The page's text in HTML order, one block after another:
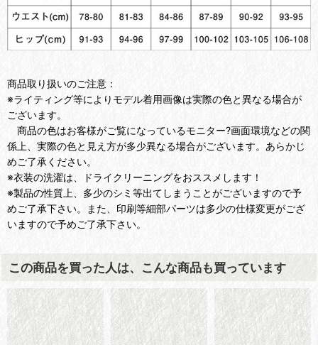
商品取り扱いのご注意：
※ライティング等によりモデル着用画像は実際の色と異なる場合が
ございます。
商品の色はお客様がご覧になっているモニター?画面環境などの関
係上、実際の色と見え方が多少異なる場合がございます。あらかじ
めご了承ください。
※衣装の洗濯は、ドライクリーニングをおススメします！
※製品の性質上、多少のシミ等出てしまうことがございますので予
めご了承下さい。また、印刷等細部パーツは多少の仕様変更がござ
いますので予めご了承下さい。
この商品を買った人は、こんな商品も買っています